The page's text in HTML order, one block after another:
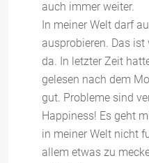
auch immer weiter.
In meiner Welt darf
ausprobieren. Das
da. In letzter Zeit
gelesen nach dem
gut. Probleme sind
Happiness! Es geht
in meiner Welt nicht
allem etwas zu